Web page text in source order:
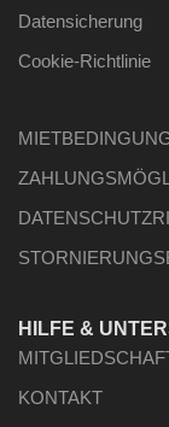
Datensicherung
Cookie-Richtlinie
HILFE &
KONTAKT